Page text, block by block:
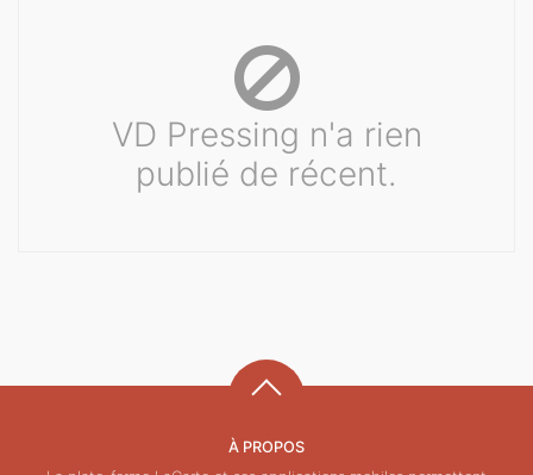
VD Pressing n'a rien
publié de récent.
À PROPOS